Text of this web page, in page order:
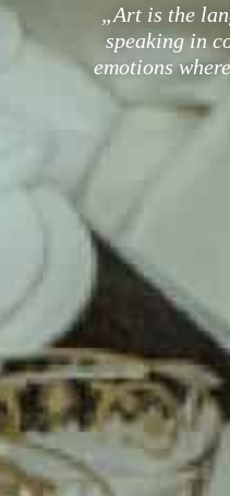
„Art is the
speaking in
emotions